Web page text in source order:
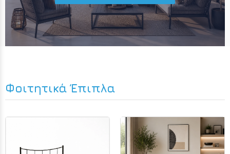
Φοιτητικά Έπιπλα